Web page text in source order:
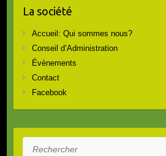
La société
Accueil: Qui sommes nous?
Conseil d’Administration
Évènements
Contact
Facebook
Rechercher